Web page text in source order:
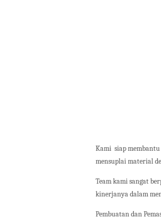
Kami siap
mensuplai material
Team kami sangat
kinerjanya dalam
Pembuatan dan